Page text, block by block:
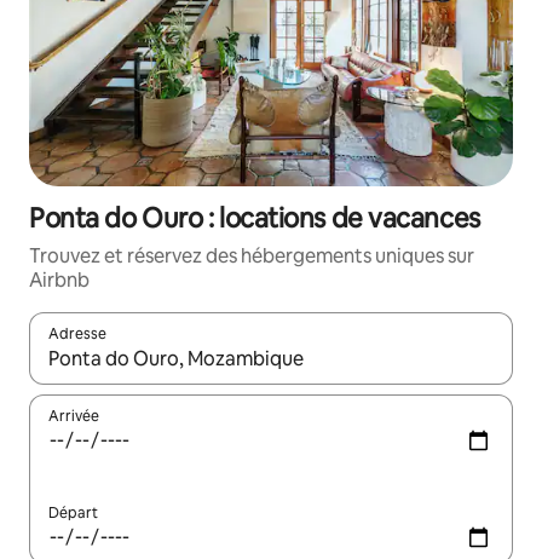
Ponta do Ouro : locations de vacances
Trouvez et réservez des hébergements uniques sur
Airbnb
Adresse
Lorsque les résultats s'affichent, utilisez les flèches vers le
Arrivée
Départ